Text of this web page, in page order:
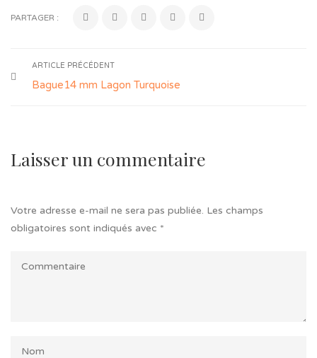
PARTAGER :
ARTICLE PRÉCÉDENT
Bague14 mm Lagon Turquoise
Laisser un commentaire
Votre adresse e-mail ne sera pas publiée. Les champs
obligatoires sont indiqués avec *